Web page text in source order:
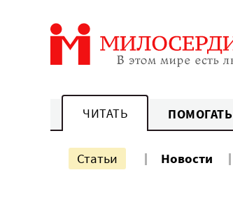
ЧИТАТЬ ПОМОГАТЬ
Статьи Новости